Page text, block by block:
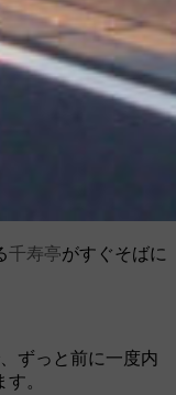
千寿亭がすぐそばに
ずっと前に一度内
。